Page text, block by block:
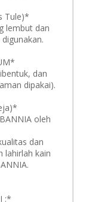
Tule)*
lembut dan
dan
dipakai).
oleh
dan
lahirlah kain
:*